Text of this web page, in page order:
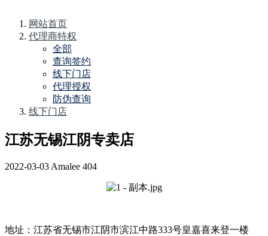
网站首页
代理商特权
全部
查询签约
线下门店
代理授权
防伪查询
线下门店
江苏无锡江阴专卖店
2022-03-03 Amalee 404
地址：江苏省无锡市江阴市滨江中路333号皇嘉喜来登一楼